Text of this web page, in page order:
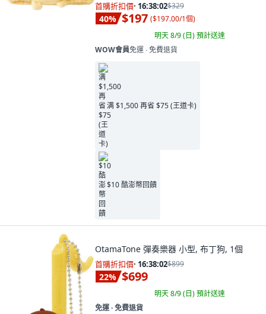
首購折扣價· 16:38:00$329
40% $197 ($197.00/1個)
明天 8/9 (日)預計送達
WOW會員免運 ∙ 免費退貨
满 $1,500 再省 $75 (王道卡)
$10 酷澎幣回饋
OtamaTone 彈奏樂器 小型, 布丁狗, 1個
首購折扣價· 16:38:00$899
22% $699
明天 8/9 (日)預計送達
免運 ∙ 免費退貨